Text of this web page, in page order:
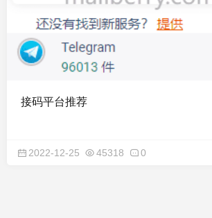
接码平台推荐
2022-12-25 45318 0